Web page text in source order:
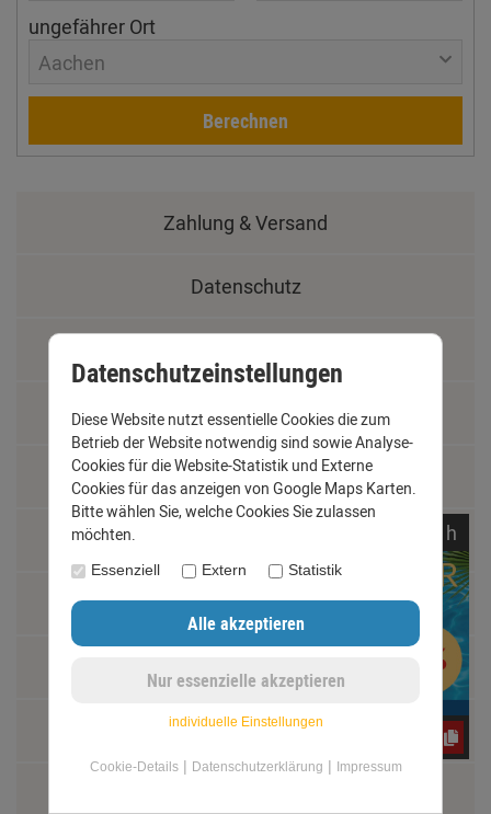
ungefährer Ort
Aachen
Berechnen
Zahlung & Versand
Datenschutz
Impressum
Kontakt
Schäden und Reklamationen
Vertrag widerrufen
Materialkunde
h
Datenschutzeinstellungen
Diese Website nutzt essentielle Cookies die zum
Betrieb der Website notwendig sind sowie Analyse-
Cookies für die Website-Statistik und Externe
Cookies für das anzeigen von Google Maps Karten.
Bitte wählen Sie, welche Cookies Sie zulassen
möchten.
Essenziell Extern Statistik
individuelle Einstellungen
Cookie-Details| Datenschutzerklärung | Impressum